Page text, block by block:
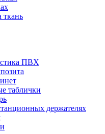
ткань
ПВХ
таблички
держателях